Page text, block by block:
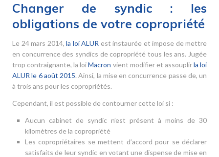
Changer de syndic : les
obligations de votre copropriété
Le 24 mars 2014, la loi ALUR est instaurée et impose de mettre
en concurrence des syndics de copropriété tous les ans. Jugée
trop contraignante, la loiMacron vient modifier et assouplirla loi
ALUR le 6 août 2015. Ainsi, la mise en concurrence passe de, un
à trois ans pour les copropriétés.
Cependant, il est possible de contourner cette loi si :
Aucun cabinet de syndic n’est présent à moins de 30
kilomètres de la copropriété
Les copropriétaires se mettent d’accord pour se déclarer
satisfaits de leur syndic en votant une dispense de mise en